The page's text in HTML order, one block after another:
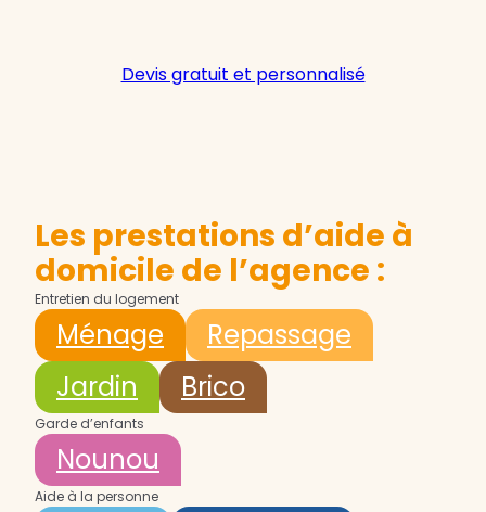
Devis gratuit et personnalisé
Les prestations d’aide à
domicile de l’agence :
Entretien du logement
Ménage
Repassage
Jardin
Brico
Garde d’enfants
Nounou
Aide à la personne